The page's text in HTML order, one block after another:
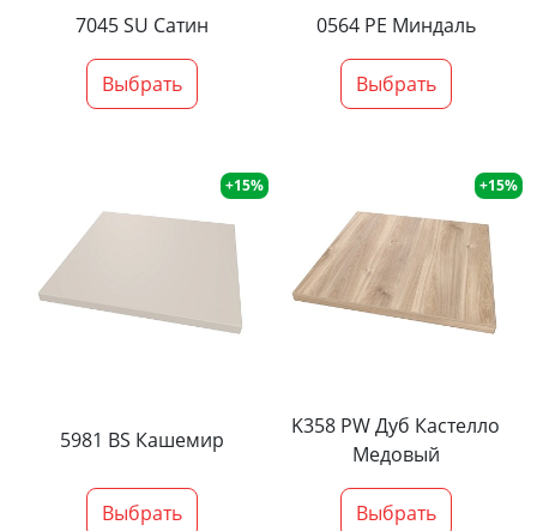
7045 SU Сатин
Выбрать
0564 PE Миндаль
Выбрать
+15%
5981 BS Кашемир
Выбрать
+15%
K358 PW Дуб Кастелло
Медовый
Выбрать